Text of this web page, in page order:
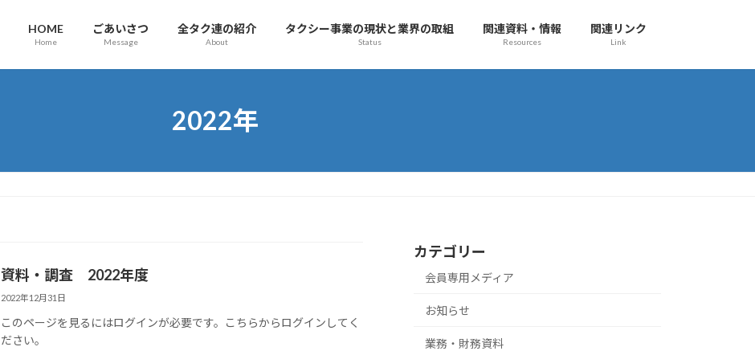
HOME
Home
ごあいさつ
Message
全タク連の紹介
About
タクシー事業の現状と業界の取組
Status
関連資料・情報
Resources
関連リンク
Link
2022年
資料・調査 2022年度
2022年12月31日
このページを見るにはログインが必要です。こちらからログインしてく
ださい。
カテゴリー
会員専用メディア
お知らせ
業務・財務資料